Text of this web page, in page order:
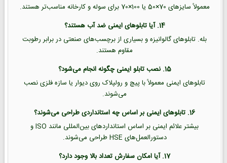
معمولاً سایزهای 70×50 یا 100×70 برای سوله و کارخانه مناسب‌تر هستند.
14. آیا تابلوهای ایمنی ضد آب هستند؟
بله. تابلوهای گالوانیزه و بسیاری از برچسب‌های صنعتی در برابر رطوبت
مقاوم هستند.
15. نصب تابلو ایمنی چگونه انجام می‌شود؟
تابلوهای ایمنی معمولاً با پیچ و رولپلاک روی دیوار یا سازه فلزی نصب
می‌شوند.
16. تابلوهای ایمنی بر اساس چه استانداردی طراحی می‌شوند؟
بیشتر علائم ایمنی بر اساس استانداردهای بین‌المللی مانند ISO و
دستورالعمل‌های HSE طراحی می‌شوند.
17. آیا امکان سفارش تعداد بالا وجود دارد؟